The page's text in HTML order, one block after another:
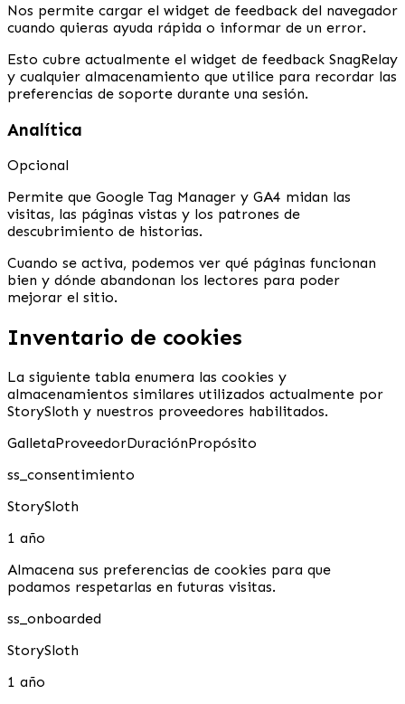
Nos permite cargar el widget de feedback del navegador
cuando quieras ayuda rápida o informar de un error.
Esto cubre actualmente el widget de feedback SnagRelay
y cualquier almacenamiento que utilice para recordar las
preferencias de soporte durante una sesión.
Analítica
Opcional
Permite que Google Tag Manager y GA4 midan las
visitas, las páginas vistas y los patrones de
descubrimiento de historias.
Cuando se activa, podemos ver qué páginas funcionan
bien y dónde abandonan los lectores para poder
mejorar el sitio.
Inventario de cookies
La siguiente tabla enumera las cookies y
almacenamientos similares utilizados actualmente por
StorySloth y nuestros proveedores habilitados.
GalletaProveedorDuraciónPropósito
ss_consentimiento
StorySloth
1 año
Almacena sus preferencias de cookies para que
podamos respetarlas en futuras visitas.
ss_onboarded
StorySloth
1 año